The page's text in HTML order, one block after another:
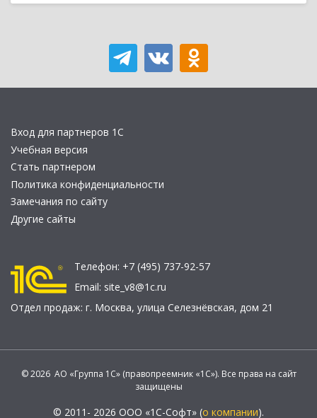
Вход для партнеров 1С
Учебная версия
Стать партнером
Политика конфиденциальности
Замечания по сайту
Другие сайты
Телефон: +7 (495) 737-92-57
Email: site_v8@1c.ru
Отдел продаж: г. Москва, улица Селезнёвская, дом 21
© 2026 АО «Группа 1С» (правопреемник «1С»). Все права на сайт
защищены
© 2011- 2026 ООО «1С-Софт» (о компании).